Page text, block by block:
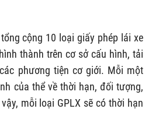
cộng 10 loại giấy phép lái xe
thành trên cơ sở cấu hình, tải
phương tiện cơ giới. Mỗi một
của thể về thời hạn, đối tượng,
mỗi loại GPLX sẽ có thời hạn